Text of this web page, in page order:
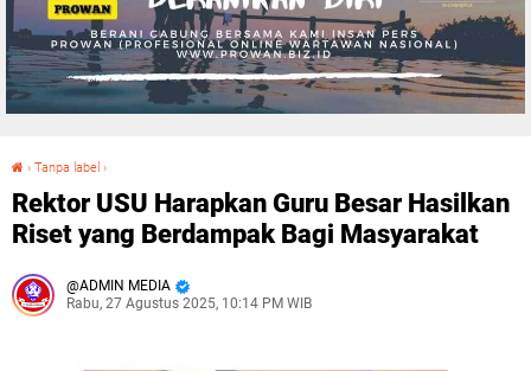
› Tanpa label ›
Rektor USU Harapkan Guru Besar Hasilkan
Riset yang Berdampak Bagi Masyarakat
ADMIN MEDIA
Rabu, 27 Agustus 2025, 10:14 PM WIB